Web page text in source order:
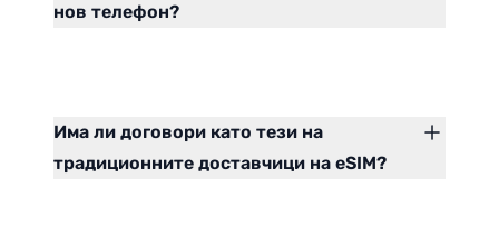
нов телефон?
Има ли договори като тези на
традиционните доставчици на eSIM?